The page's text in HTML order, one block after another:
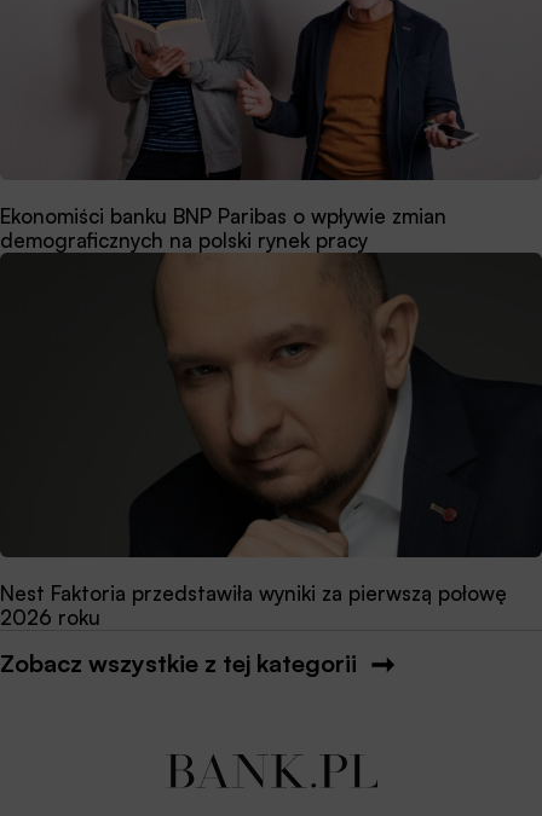
Ekonomiści banku BNP Paribas o wpływie zmian
demograficznych na polski rynek pracy
Nest Faktoria przedstawiła wyniki za pierwszą połowę
2026 roku
Zobacz wszystkie z tej kategorii